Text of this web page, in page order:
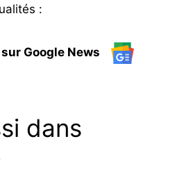
:
Google News
dans